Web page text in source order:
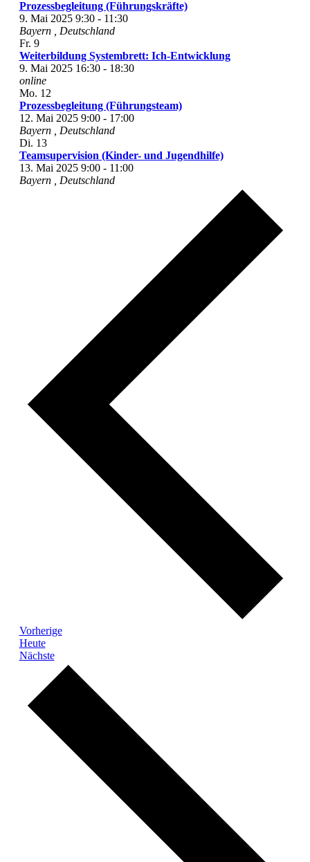
Prozessbegleitung (Führungskräfte)
9. Mai 2025 9:30- 11:30
Bayern
, Deutschland
Fr. 9
Weiterbildung Systembrett: Ich-Entwicklung
9. Mai 2025 16:30- 18:30
online
Mo. 12
Prozessbegleitung (Führungsteam)
12. Mai 2025 9:00- 17:00
Bayern
, Deutschland
Di. 13
Teamsupervision (Kinder- und Jugendhilfe)
13. Mai 2025 9:00- 11:00
Bayern
, Deutschland
VorherigeVeranstaltungen
Heute
NächsteVeranstaltungen